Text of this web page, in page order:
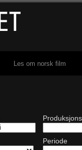
Les om norsk film
Periode